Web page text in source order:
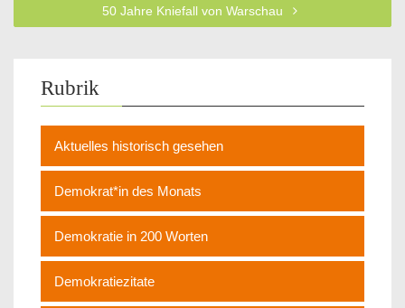
50 Jahre Kniefall von Warschau
Rubrik
Aktuelles historisch gesehen
Demokrat*in des Monats
Demokratie in 200 Worten
Demokratiezitate